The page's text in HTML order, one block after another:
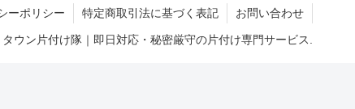
ーポリシー 特定商取引法に基づく表記 お問い合わせ
ウン片付け隊｜即日対応・秘密厳守の片付け専門サービス.